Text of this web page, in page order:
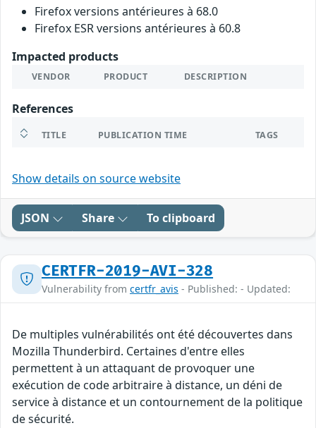
Firefox versions antérieures à 68.0
Firefox ESR versions antérieures à 60.8
Impacted products
VENDOR PRODUCT DESCRIPTION
References
TITLE PUBLICATION TIME TAGS
Show details on source website
JSON Share To clipboard
CERTFR-2019-AVI-328
Vulnerability from certfr_avis - Published: - Updated:
De multiples vulnérabilités ont été découvertes dans
Mozilla Thunderbird. Certaines d'entre elles
permettent à un attaquant de provoquer une
exécution de code arbitraire à distance, un déni de
service à distance et un contournement de la politique
de sécurité.